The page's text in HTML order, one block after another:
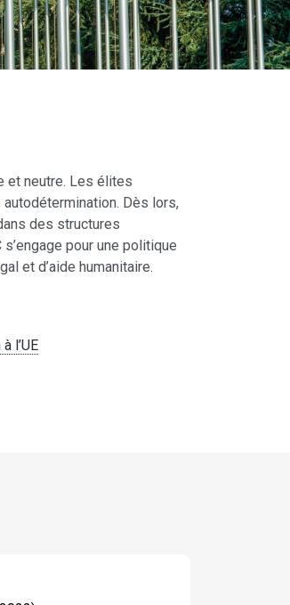
et neutre. Les élites
Dès lors,
des structures
s’engage pour une politique
et d’aide humanitaire.
l’UE